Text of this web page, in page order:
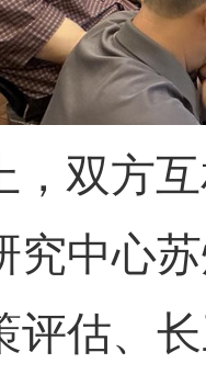
双方
究中心
评估、